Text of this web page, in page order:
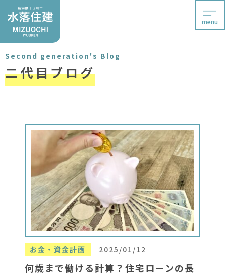
menu
Second generation's Blog
二代目ブログ
お金・資金計画 2025/01/12
何歳まで働ける計算？住宅ローンの長